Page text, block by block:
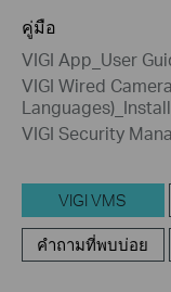
คู่มือ
VIGI App_User
VIGI Wired
VIGI Security
VIGI VMS
คำถามที่พบบ่อย